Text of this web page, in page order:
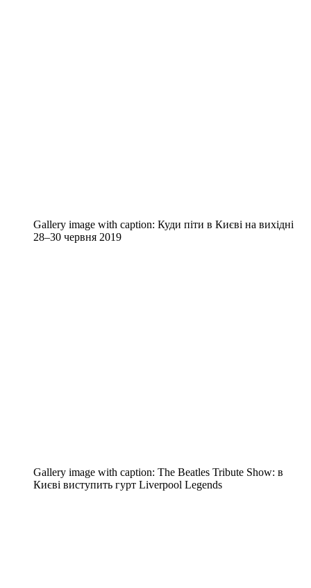
Gallery image with caption: Куди піти в Києві на вихідні
28–30 червня 2019
Gallery image with caption: The Beatles Tribute Show: в
Києві виступить гурт Liverpool Legends